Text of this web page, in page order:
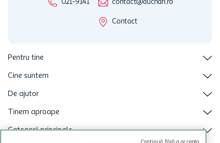
021-9141 contact@auchan.ro
Contact
Pentru tine
Cine suntem
De ajutor
Tinem aproape
Categorii principale